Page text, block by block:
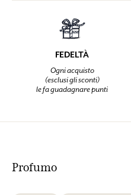
FEDELTÀ
Ogni acquisto
(esclusi gli sconti)
le fa guadagnare punti
Profumo